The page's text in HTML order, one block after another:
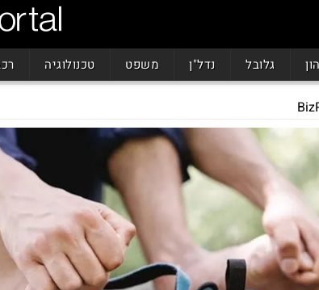
גלובל נדל"ן משפט טכנולוגיה